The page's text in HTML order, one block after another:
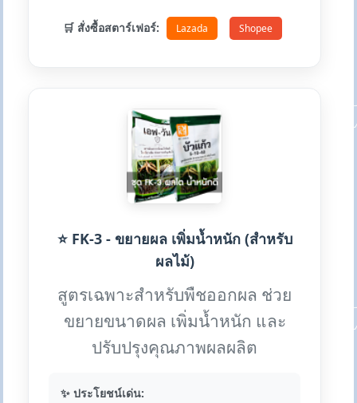
🛒 สั่งซื้อสตาร์เฟอร์: Lazada Shopee
⭐ FK-3 - ขยายผล เพิ่มน้ำหนัก (สำหรับ
ผลไม้)
สูตรเฉพาะสำหรับพืชออกผล ช่วย
ขยายขนาดผล เพิ่มน้ำหนัก และ
ปรับปรุงคุณภาพผลผลิต
✨ ประโยชน์เด่น: